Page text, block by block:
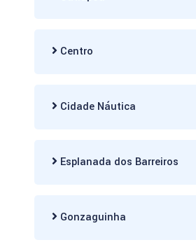
Centro
Cidade Náutica
Esplanada dos Barreiros
Gonzaguinha